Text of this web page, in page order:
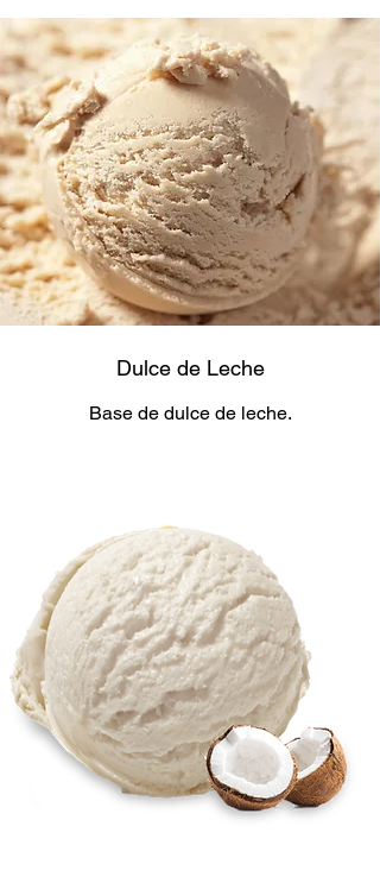
Dulce de Leche
Base de dulce de leche.